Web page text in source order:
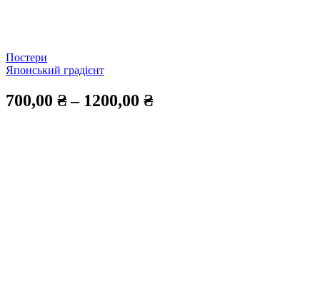
Постери
Японський градієнт
700,00 ₴– 1200,00 ₴